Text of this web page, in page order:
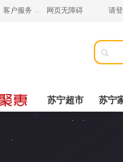
客户服务  网页无障碍 请

苏宁超市 苏宁